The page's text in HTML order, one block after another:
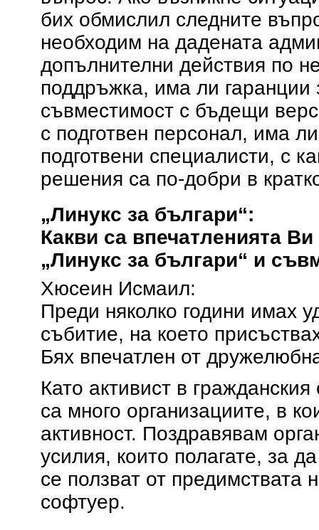
бих обмислил следните
необходим на дадената
допълнителни действия по
поддръжка, има ли гаранции
съвместимост с бъдещи
с подготвен персонал, има
подготвени специалисти, с
решения са по-добри в
„Линукс за българи“:
Какви са впечатленията
„Линукс за българи“ и
Хюсеин Исмаил:
Преди няколко години имах
събитие, на което
Бях впечатлен от
Като активист в
са много организациите, в
активност. Поздравявам
усилия, които полагате, за
се ползват от предимствата
софтуер.